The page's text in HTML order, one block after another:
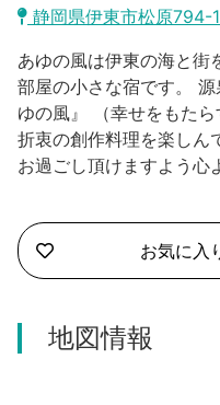
沼津市
三島市
南伊豆町
函南町
西伊豆町
伊東市
伊豆の国市
モデルコース
宿泊・予約
旅程作成
アクセス
合同
静岡県伊東市松原794-1
あゆの風は伊東の海と街
部屋の小さな宿です。
ゆの風』 （幸せをもた
折衷の創作料理を楽しん
お過ごし頂けますよう心
お気に入
地図情報